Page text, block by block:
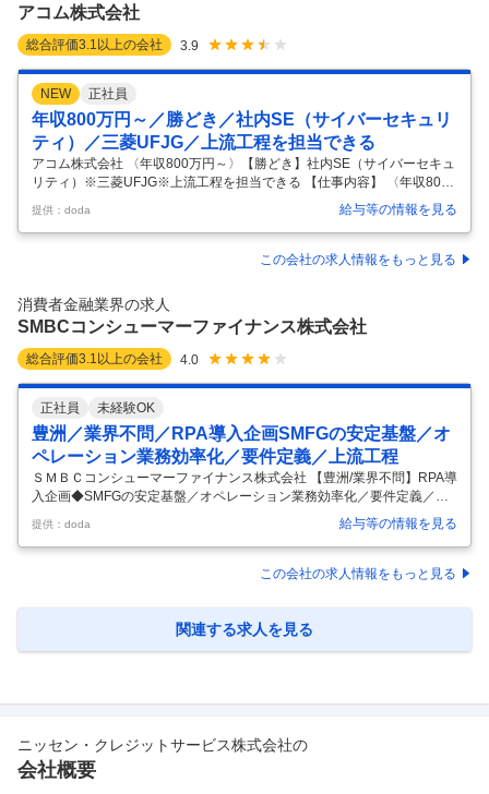
アコム株式会社
総合評価3.1 以上の会社 3.9
NEW 正社員
年収800万円～／勝どき／社内SE（サイバーセキュリ
ティ）／三菱UFJG／上流工程を担当できる
アコム株式会社 〈年収800万円～〉【勝どき】社内SE（サイバーセキュ
リティ）※三菱UFJG※上流工程を担当できる 【仕事内容】 〈年収800万
円～〉【勝どき】社内SE（サイバーセキュリティ）※三菱UFJG※上流
工程を担当できる 【具体的な仕事内容】 〈中途社員多数活躍中(中途採
用比率2025年度53％)／残業月20h程度／フレックス勤務可／有給休暇
取得率79.1％／福利厚生◎〉 ■目指す姿： MUFGは世界一のサイバーセ
ホルダーの皆様の情報資産を守る、サイバーセキュリティ関連業務を担
当していただきます。 ■業務内容： 「金融
提供：doda 給与等の情報を見る
この会社の求人情報をもっと見る
消費者金融業界の求人
SMBCコンシューマーファイナンス株式会社
総合評価3.1 以上の会社 4.0
正社員 未経験OK
豊洲／業界不問／RPA導入企画SMFGの安定基盤／オ
ペレーション業務効率化／要件定義／上流工程
ＳＭＢＣコンシューマーファイナンス株式会社 【豊洲/業界不問】RPA導
入企画◆SMFGの安定基盤／オペレーション業務効率化／要件定義／上
流工程 【仕事内容】 【豊洲/業界不問】RPA導入企画◆SMFGの安定基
盤／オペレーション業務効率化／要件定義／上流工程 【具体的な仕事内
容】 【RPAやECUなどのツール開発を通して全社の業務効率化を推進/S
MBCグループの安定性◎】 ＼大手グループ会社で安定しており、着実に
ローンのオペレーション領域に関するデジタル化・効率化の企画・開
発・運営管理をお任せします。 ・現場部署からの依頼内容に
提供：doda 給与等の情報を見る
この会社の求人情報をもっと見る
関連する求人を見る
ニッセン・クレジットサービス株式会社の
会社概要